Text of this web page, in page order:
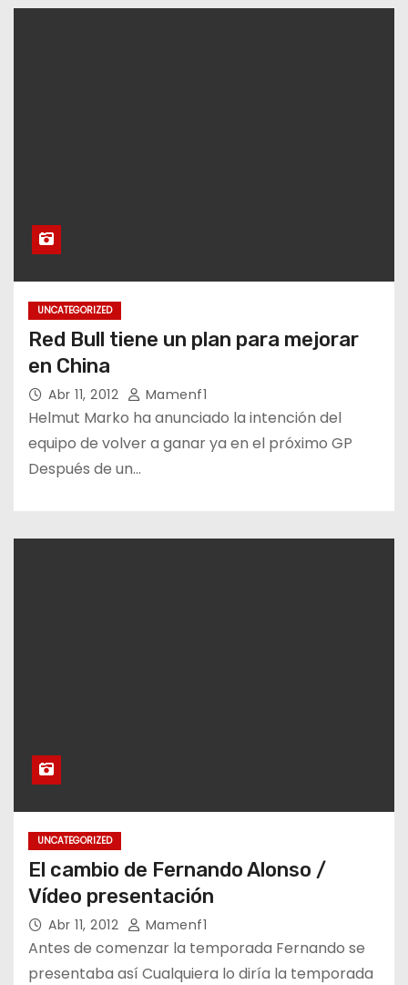
UNCATEGORIZED
Red Bull tiene un plan para mejorar
en China
Abr 11, 2012 Mamenf1
Helmut Marko ha anunciado la intención del
equipo de volver a ganar ya en el próximo GP
Después de un…
UNCATEGORIZED
El cambio de Fernando Alonso /
Vídeo presentación
Abr 11, 2012 Mamenf1
Antes de comenzar la temporada Fernando se
presentaba así Cualquiera lo diría la temporada